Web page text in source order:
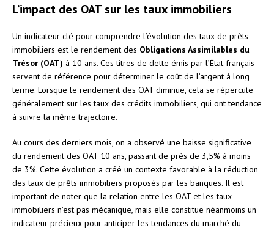
L’impact des OAT sur les taux immobiliers
Un indicateur clé pour comprendre l’évolution des taux de prêts
immobiliers est le rendement des Obligations Assimilables du
Trésor (OAT) à 10 ans. Ces titres de dette émis par l’État français
servent de référence pour déterminer le coût de l’argent à long
terme. Lorsque le rendement des OAT diminue, cela se répercute
généralement sur les taux des crédits immobiliers, qui ont tendance
à suivre la même trajectoire.
Au cours des derniers mois, on a observé une baisse significative
du rendement des OAT 10 ans, passant de près de 3,5% à moins
de 3%. Cette évolution a créé un contexte favorable à la réduction
des taux de prêts immobiliers proposés par les banques. Il est
important de noter que la relation entre les OAT et les taux
immobiliers n’est pas mécanique, mais elle constitue néanmoins un
indicateur précieux pour anticiper les tendances du marché du